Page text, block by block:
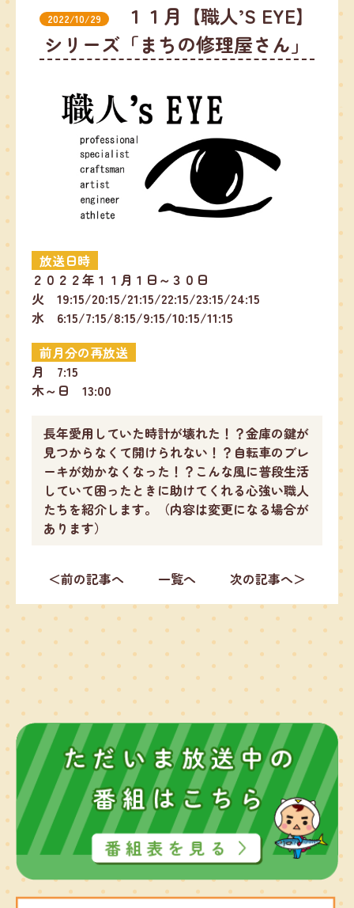
2022/10/29
１１月【職人’S EYE】
シリーズ「まちの修理屋さん」
放送日時
２０２２年１１月１日～３０日
火 19:15/20:15/21:15/22:15/23:15/24:15
水 6:15/7:15/8:15/9:15/10:15/11:15
前月分の再放送
月 7:15
木～日 13:00
長年愛用していた時計が壊れた！？金庫の鍵が
見つからなくて開けられない！？自転車のブレ
ーキが効かなくなった！？こんな風に普段生活
していて困ったときに助けてくれる心強い職人
たちを紹介します。（内容は変更になる場合が
あります）
＜前の記事へ 一覧へ 次の記事へ＞